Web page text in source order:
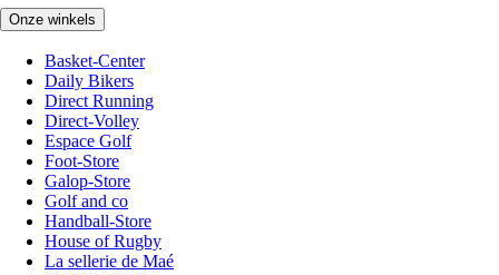
Onze winkels
Basket-Center
Daily Bikers
Direct Running
Direct-Volley
Espace Golf
Foot-Store
Galop-Store
Golf and co
Handball-Store
House of Rugby
La sellerie de Maé